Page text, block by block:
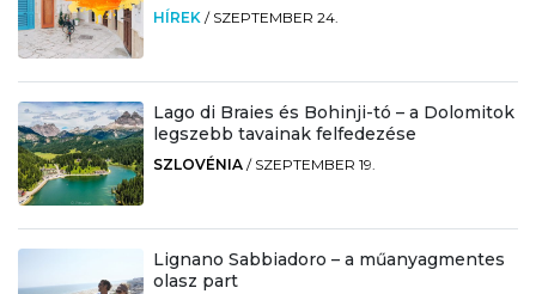
HÍREK / SZEPTEMBER 24.
Lago di Braies és Bohinji-tó – a Dolomitok
legszebb tavainak felfedezése
SZLOVÉNIA / SZEPTEMBER 19.
Lignano Sabbiadoro – a műanyagmentes
olasz part